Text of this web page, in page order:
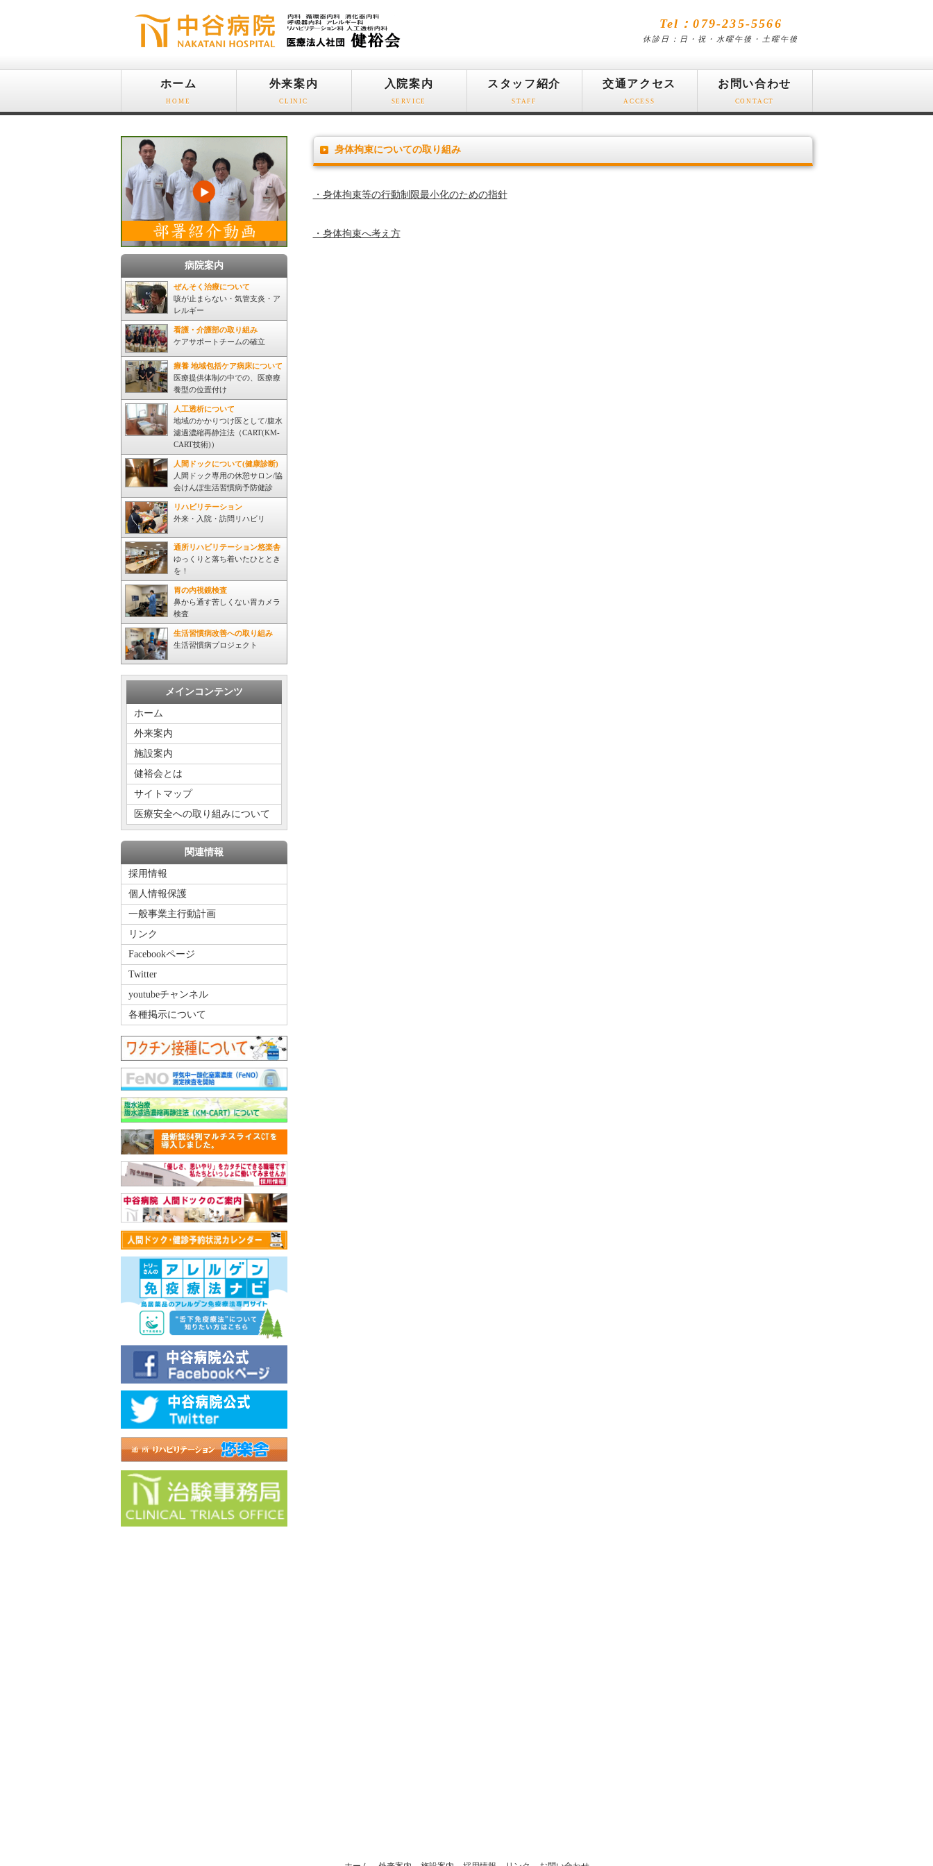
Tel：079-235-5566
休診日：日・祝・水曜午後・土曜午後
ホーム
HOME
外来案内
CLINIC
入院案内
SERVICE
スタッフ紹介
STAFF
交通アクセス
ACCESS
お問い合わせ
CONTACT
身体拘束についての取り組み
・身体拘束等の行動制限最小化のための指針
・身体拘束へ考え方
病院案内
ぜんそく治療について
咳が止まらない・気管支炎・ア
レルギー
看護・介護部の取り組み
ケアサポートチームの確立
療養 地域包括ケア病床について
医療提供体制の中での、医療療
養型の位置付け
人工透析について
地域のかかりつけ医として/腹水
濾過濃縮再静注法（CART(KM-
CART技術)）
人間ドックについて(健康診断)
人間ドック専用の休憩サロン/協
会けんぽ生活習慣病予防健診
リハビリテーション
外来・入院・訪問リハビリ
通所リハビリテーション悠楽舎
ゆっくりと落ち着いたひととき
を！
胃の内視鏡検査
鼻から通す苦しくない胃カメラ
検査
生活習慣病改善への取り組み
生活習慣病プロジェクト
メインコンテンツ
ホーム
外来案内
施設案内
健裕会とは
サイトマップ
医療安全への取り組みについて
関連情報
採用情報
個人情報保護
一般事業主行動計画
リンク
Facebookページ
Twitter
youtubeチャンネル
各種掲示について